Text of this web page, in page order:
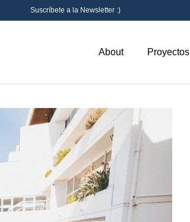
Suscríbete a la Newsletter :)
About Proyectos